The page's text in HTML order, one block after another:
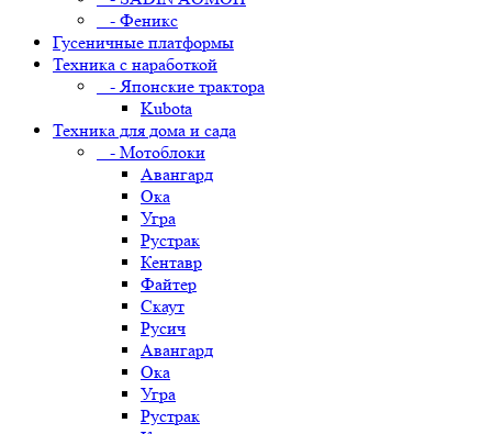
- Феникс
Гусеничные платформы
Техника с наработкой
- Японские трактора
Kubota
Техника для дома и сада
- Мотоблоки
Авангард
Ока
Угра
Рустрак
Кентавр
Файтер
Скаут
Русич
Авангард
Ока
Угра
Рустрак